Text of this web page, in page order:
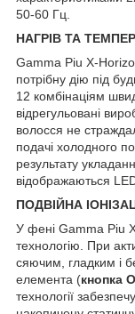
50-60 Гц.
НАГРІВ ТА
Gamma Piu X-
потрібну дію під
12 комбінаціям
відрегульовані
волосся не
подачі холодного
результату
відображаються
ПОДВІЙНА
У фені Gamma Piu
технологію. При
сяючим, гладким і
елемента (кнопка O
технології